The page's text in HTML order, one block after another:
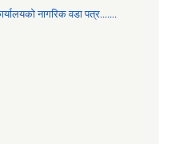
नागरिक वडा पत्र.......